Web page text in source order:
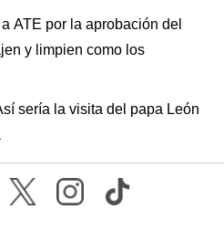
ATE por la aprobación del
y limpien como los
sería la visita del papa León